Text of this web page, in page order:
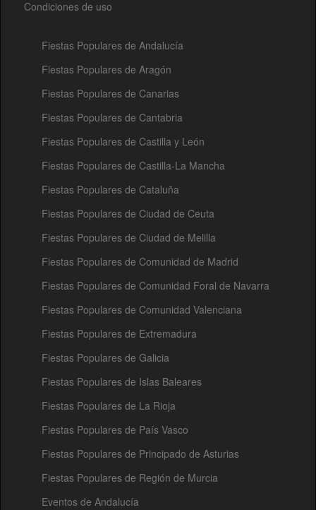
Condiciones de uso
Fiestas Populares de Andalucía
Fiestas Populares de Aragón
Fiestas Populares de Canarias
Fiestas Populares de Cantabria
Fiestas Populares de Castilla y León
Fiestas Populares de Castilla-La Mancha
Fiestas Populares de Cataluña
Fiestas Populares de Ciudad de Ceuta
Fiestas Populares de Ciudad de Melilla
Fiestas Populares de Comunidad de Madrid
Fiestas Populares de Comunidad Foral de Navarra
Fiestas Populares de Comunidad Valenciana
Fiestas Populares de Extremadura
Fiestas Populares de Galicia
Fiestas Populares de Islas Baleares
Fiestas Populares de La Rioja
Fiestas Populares de País Vasco
Fiestas Populares de Principado de Asturias
Fiestas Populares de Región de Murcia
Eventos de Andalucía